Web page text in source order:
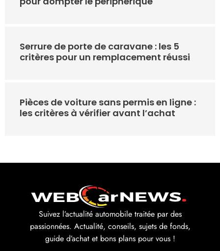
Serrure de porte de caravane : les 5
critères pour un remplacement réussi
Pièces de voiture sans permis en ligne :
les critères à vérifier avant l’achat
Suivez l’actualité automobile traitée par des
passionnées. Actualité, conseils, sujets de fonds,
guide d’achat et bons plans pour vous !